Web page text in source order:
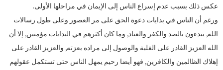
عكس ذلك بسبب عدم إسراع الناس إلى الإيمان في مراحلها الأولى.
ورغم أن الناس في بدايات دعوة الحق على مر العصور وعلى طول رسالات
الله, يبدءون بالصد والكفر والعناد, وما كان أكثرهم في البدايات مؤمنين, إلا أن
الله العزيز القادر على الغلبة والوصول إلى مراده بعزته, والعزيز القادر على
إهلاك الظالمين والكافرين, فهو أيضا رحيم يمهل الناس حتى تستكمل عقولهم